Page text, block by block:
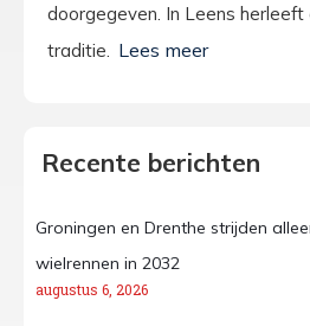
doorgegeven. In Leens herleeft
traditie.
Recente berichten
Groningen en Drenthe strijden
wielrennen in 2032
augustus 6, 2026